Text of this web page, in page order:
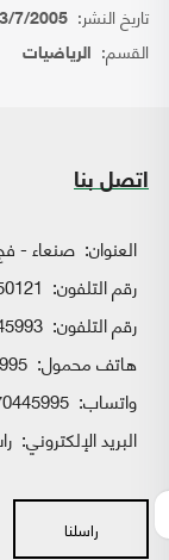
تاريخ النشر: 3/7/2005 0:00
القسم: الرياضيات
اتصل بنا
العنوان: صنعاء -
رقم التلفون:
رقم التلفون:
هاتف محمول:
واتساب:
البريد الإلكتروني:
راسلنا